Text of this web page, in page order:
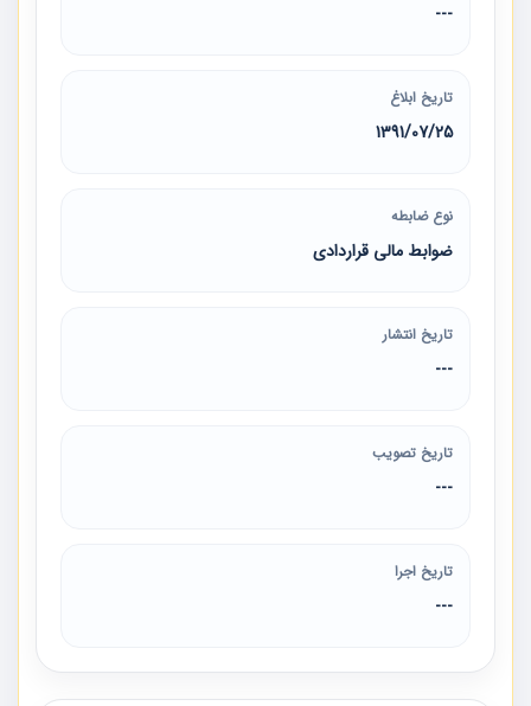
---
تاریخ ابلاغ
1391/07/25
نوع ضابطه
ضوابط مالی قراردادی
تاریخ انتشار
---
تاریخ تصویب
---
تاریخ اجرا
---